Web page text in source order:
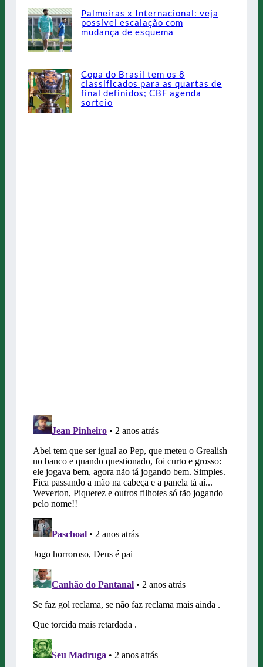
Palmeiras x Internacional: veja
possível escalação com
mudança de esquema
Copa do Brasil tem os 8
classificados para as quartas de
final definidos; CBF agenda
sorteio